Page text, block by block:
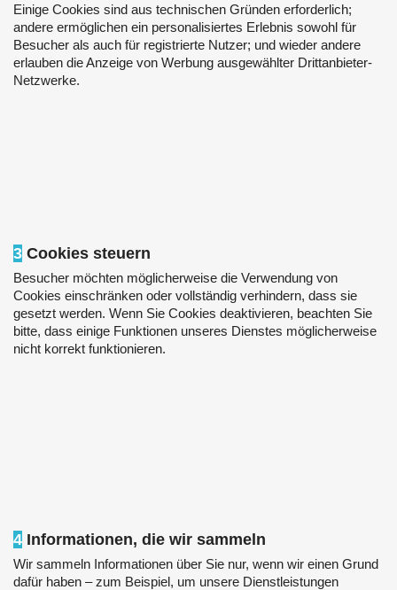
Einige Cookies sind aus technischen Gründen erforderlich;
andere ermöglichen ein personalisiertes Erlebnis sowohl für
Besucher als auch für registrierte Nutzer; und wieder andere
erlauben die Anzeige von Werbung ausgewählter Drittanbieter-
Netzwerke.
3 Cookies steuern
Besucher möchten möglicherweise die Verwendung von
Cookies einschränken oder vollständig verhindern, dass sie
gesetzt werden. Wenn Sie Cookies deaktivieren, beachten Sie
bitte, dass einige Funktionen unseres Dienstes möglicherweise
nicht korrekt funktionieren.
4 Informationen, die wir sammeln
Wir sammeln Informationen über Sie nur, wenn wir einen Grund
dafür haben – zum Beispiel, um unsere Dienstleistungen